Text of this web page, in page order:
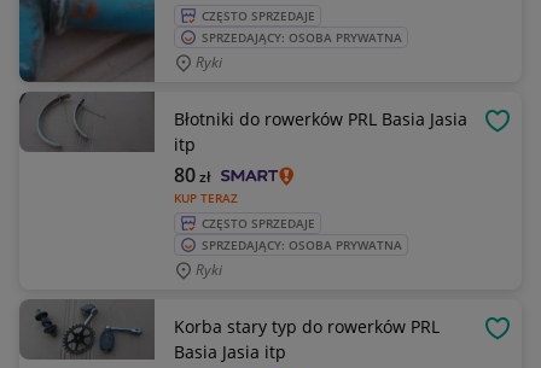
CZĘSTO SPRZEDAJE
SPRZEDAJĄCY: OSOBA PRYWATNA
Ryki
Błotniki do rowerków PRL Basia Jasia
itp
KUP TERAZ
80zł
CZĘSTO SPRZEDAJE
SPRZEDAJĄCY: OSOBA PRYWATNA
Ryki
Korba stary typ do rowerków PRL
Basia Jasia itp